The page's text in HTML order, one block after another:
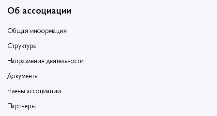
Об ассоциации
Общая информация
Структура
Направления деятельности
Документы
Члены ассоциации
Партнеры